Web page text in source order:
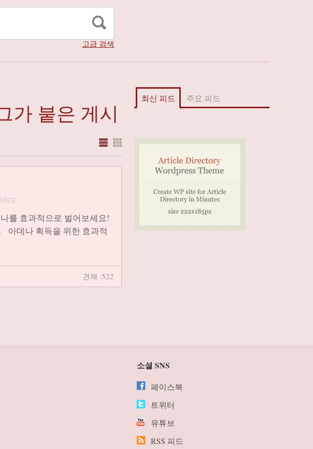
고급 검색
가 붙은 게시
이드
를 효과적으로 벌어보세요!
아데나 획득을 위한 효과적
견해 :522
최신 피드 주요 피드
소셜 SNS
페이스북
트위터
유튜브
RSS 피드